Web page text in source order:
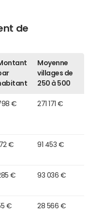
de
Moyenne
villages de
250 à 500
€ 271 171 €
172 € 91 453 €
€ 93 036 €
€ 28 566 €